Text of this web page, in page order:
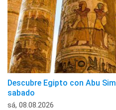
Descubre Egipto con Abu
sabado
sá, 08.08.2026